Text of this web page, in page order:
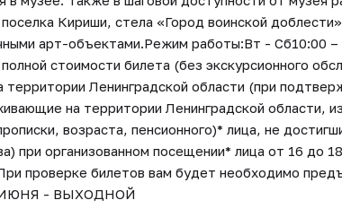
Кириши, стела «Город воинской
арт-объектами.Режим работы:Вт - Сб10:00
стоимости билета (без экскурсионного
Ленинградской области (при
на территории Ленинградской области,
возраста, пенсионного)* лица, не
при организованном посещении* лица от 16 до
проверке билетов вам будет необходимо
ИЮНЯ - ВЫХОДНОЙ